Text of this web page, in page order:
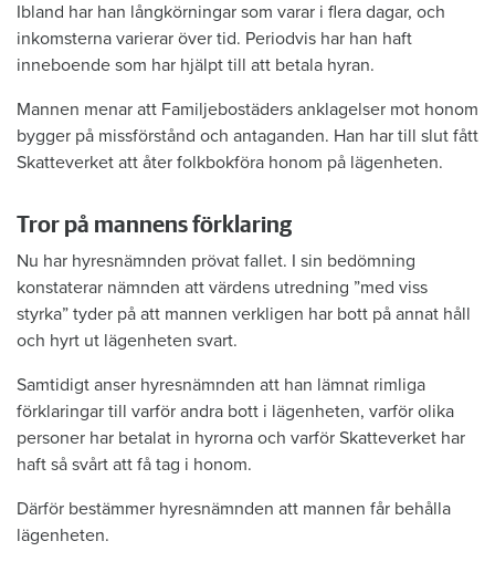
Ibland har han långkörningar som varar i flera dagar, och
inkomsterna varierar över tid. Periodvis har han haft
inneboende som har hjälpt till att betala hyran.
Mannen menar att Familjebostäders anklagelser mot honom
bygger på missförstånd och antaganden. Han har till slut fått
Skatteverket att åter folkbokföra honom på lägenheten.
Tror på mannens förklaring
Nu har hyresnämnden prövat fallet. I sin bedömning
konstaterar nämnden att värdens utredning ”med viss
styrka” tyder på att mannen verkligen har bott på annat håll
och hyrt ut lägenheten svart.
Samtidigt anser hyresnämnden att han lämnat rimliga
förklaringar till varför andra bott i lägenheten, varför olika
personer har betalat in hyrorna och varför Skatteverket har
haft så svårt att få tag i honom.
Därför bestämmer hyresnämnden att mannen får behålla
lägenheten.